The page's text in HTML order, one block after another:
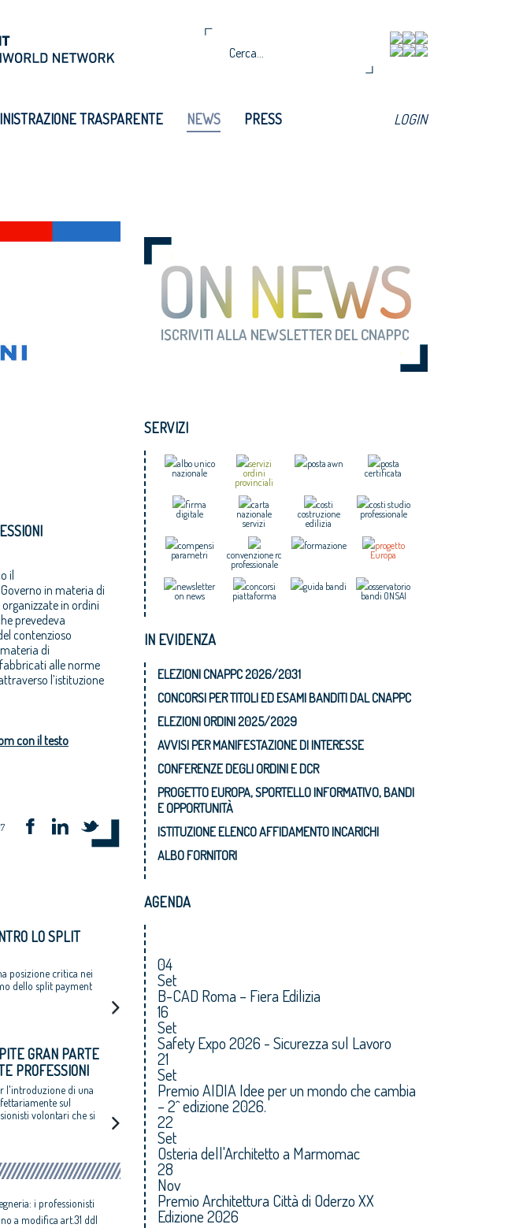
TRASPARENTE NEWS PRESS LOGIN
il
in materia di
in ordini
prevedeva
contenzioso
di
alle norme
l’istituzione
con il testo
LO SPLIT
posizione critica nei
dello split payment
GRAN PARTE
PROFESSIONI
l'introduzione di una
sul
volontari che si
i professionisti
a modifica art.31 ddl
SERVIZI
albo unico
nazionale
servizi
ordini
provinciali
posta awn
posta
certificata
firma
digitale
carta
nazionale
servizi
costi
costruzione
edilizia
costi studio
professionale
compensi
parametri
convenzione rc
professionale
formazione
progetto
Europa
newsletter
on news
concorsi
piattaforma
guida bandi
osservatorio
bandi ONSAI
IN EVIDENZA
ELEZIONI CNAPPC 2026/2031
CONCORSI PER TITOLI ED ESAMI BANDITI DAL CNAPPC
ELEZIONI ORDINI 2025/2029
AVVISI PER MANIFESTAZIONE DI INTERESSE
CONFERENZE DEGLI ORDINI E DCR
PROGETTO EUROPA, SPORTELLO INFORMATIVO, BANDI
E OPPORTUNITÀ
ISTITUZIONE ELENCO AFFIDAMENTO INCARICHI
ALBO FORNITORI
AGENDA
04
Set
B-CAD Roma – Fiera Edilizia
16
Set
Safety Expo 2026 - Sicurezza sul Lavoro
21
Set
Premio AIDIA Idee per un mondo che cambia
– 2^ edizione 2026.
22
Set
Osteria dell'Architetto a Marmomac
28
Nov
Premio Architettura Città di Oderzo XX
Edizione 2026